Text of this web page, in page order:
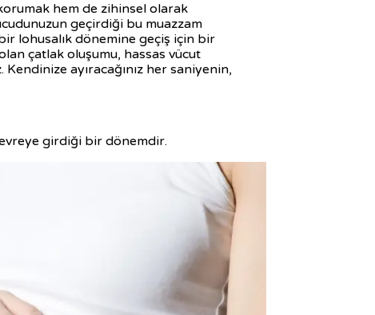
hem de zihinsel olarak
geçirdiği bu muazzam
lohusalık dönemine geçiş için bir
çatlak oluşumu, hassas vücut
ayıracağınız her saniyenin,
girdiği bir dönemdir.